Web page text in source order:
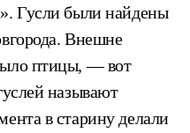
Гусли были найдены
Внешне
птицы, — вот
называют
в старину делали